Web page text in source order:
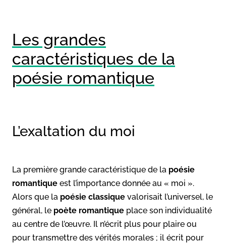
Les grandes
caractéristiques de la
poésie romantique
L’exaltation du moi
La première grande caractéristique de la poésie
romantique est l’importance donnée au « moi ».
Alors que la poésie classique valorisait l’universel, le
général, le poète romantique place son individualité
au centre de l’œuvre. Il n’écrit plus pour plaire ou
pour transmettre des vérités morales ; il écrit pour